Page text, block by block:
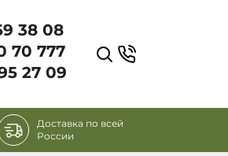
38 08
70 777
27 09
Доставка по всей
России